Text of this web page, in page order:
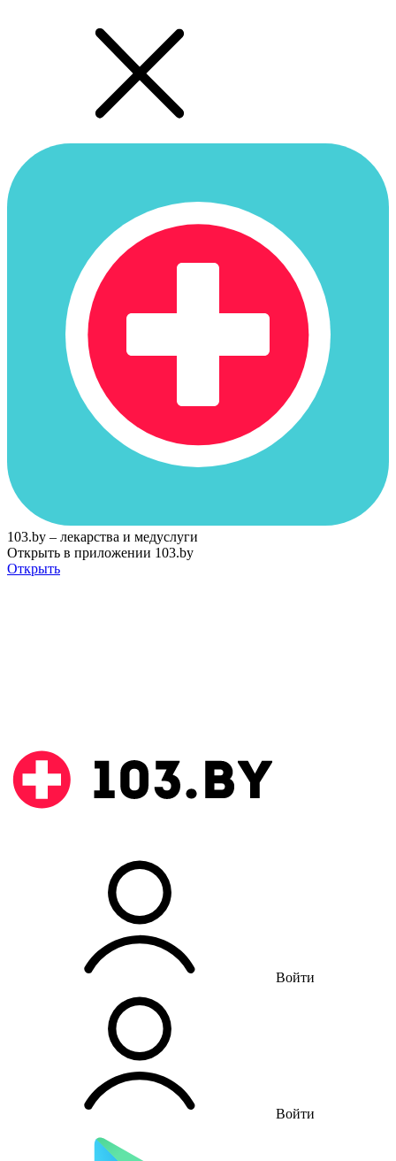
103.by – лекарства и медуслуги
Открыть в приложении 103.by
Открыть
Войти
Войти